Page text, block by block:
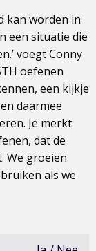
kan worden in
een situatie die
voegt Conny
oefenen
een kijkje
daarmee
Je merkt
dat de
We groeien
als we